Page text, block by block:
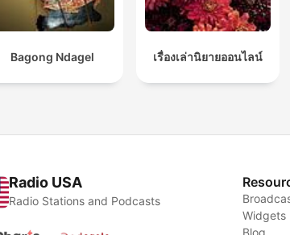
escucharás
vivirás.
👉 Suscríbete
Bagong Ndagel เรื่องเล่านิยายออนไลน์
Radio USA
Radio Stations and Podcasts
Widgets
Blog